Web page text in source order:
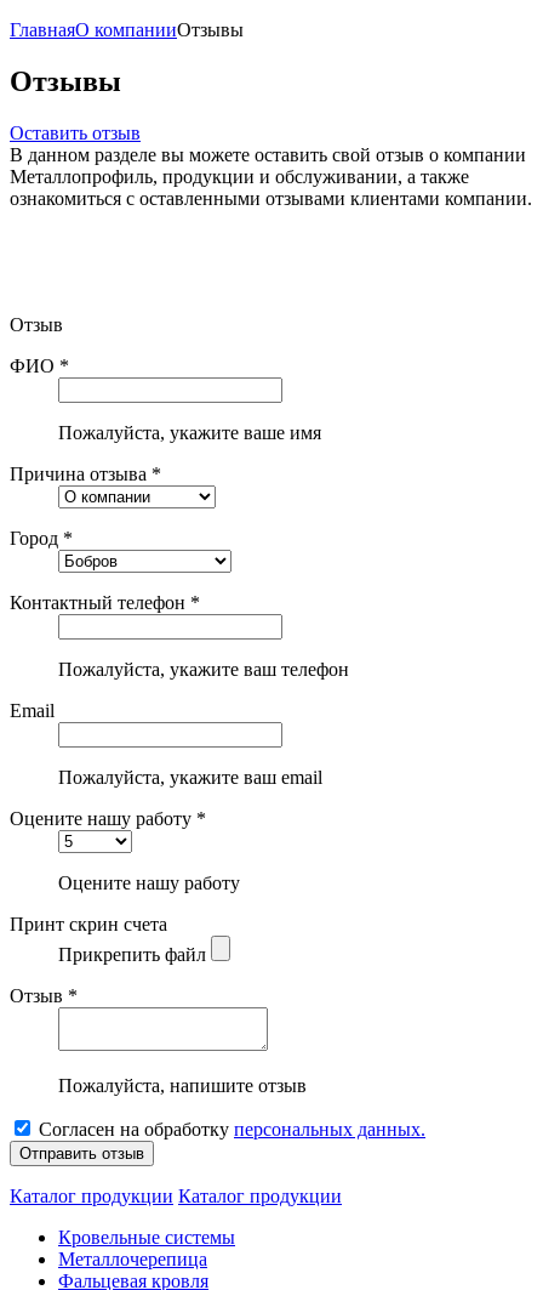
ГлавнаяО компанииОтзывы
Отзывы
Оставить отзыв
В данном разделе вы можете оставить свой отзыв о компании
Металлопрофиль, продукции и обслуживании, а также
ознакомиться с оставленными отзывами клиентами компании.
Отзыв
ФИО *
Пожалуйста, укажите ваше имя
Причина отзыва *
Город *
Контактный телефон *
Пожалуйста, укажите ваш телефон
Email
Пожалуйста, укажите ваш email
Оцените нашу работу *
Оцените нашу работу
Принт скрин счета
Прикрепить файл
Отзыв *
Пожалуйста, напишите отзыв
Согласен на обработку персональных данных.
Каталог продукции Каталог продукции
Кровельные системы
Металлочерепица
Фальцевая кровля